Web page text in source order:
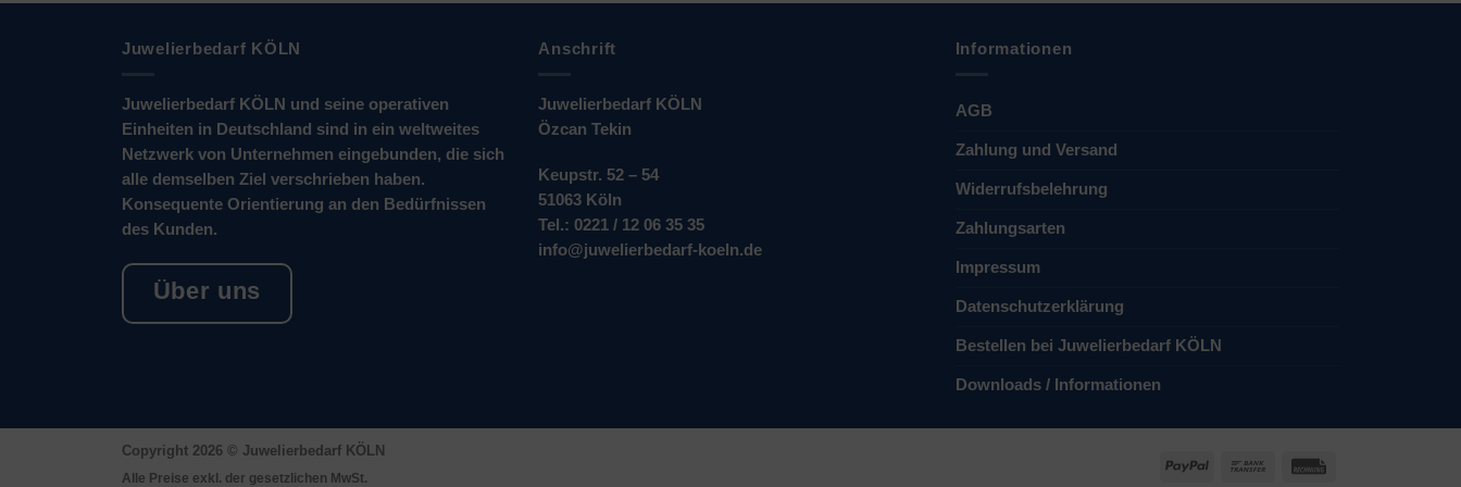
Juwelierbedarf KÖLN
Juwelierbedarf KÖLN und seine operativen
Einheiten in Deutschland sind in ein weltweites
Netzwerk von Unternehmen eingebunden, die sich
alle demselben Ziel verschrieben haben.
Konsequente Orientierung an den Bedürfnissen
des Kunden.
Über uns
Anschrift
Juwelierbedarf KÖLN
Özcan Tekin
Keupstr. 52 – 54
51063 Köln
Tel.: 0221 / 12 06 35 35
info@juwelierbedarf-koeln.de
Informationen
AGB
Zahlung und Versand
Widerrufsbelehrung
Zahlungsarten
Impressum
Datenschutzerklärung
Bestellen bei Juwelierbedarf KÖLN
Downloads / Informationen
PayPal
Bank
Copyright 2026 © Juwelierbedarf KÖLN
Alle Preise exkl. der gesetzlichen MwSt.